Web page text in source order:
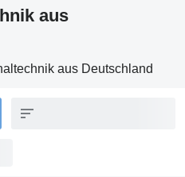
aus
aus Deutschland